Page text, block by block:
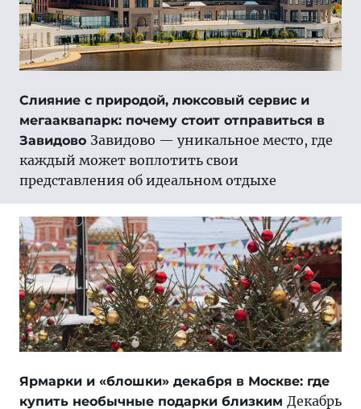
Слияние с природой, люксовый сервис и
мегааквапарк: почему стоит отправиться в
Завидово Завидово — уникальное место, где
каждый может воплотить свои
представления об идеальном отдыхе
Ярмарки и «блошки» декабря в Москве: где
купить необычные подарки близким Декабрь